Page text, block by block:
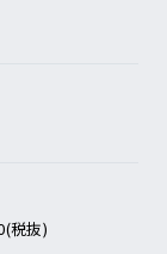
税抜)